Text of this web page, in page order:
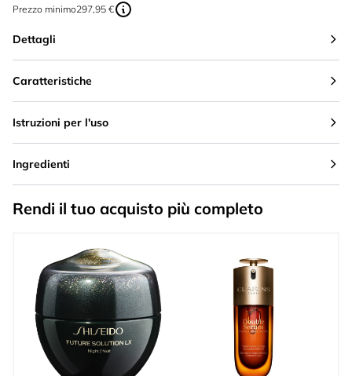
Prezzo minimo297,95 €
Dettagli
Caratteristiche
Istruzioni per l'uso
Ingredienti
Rendi il tuo acquisto più completo